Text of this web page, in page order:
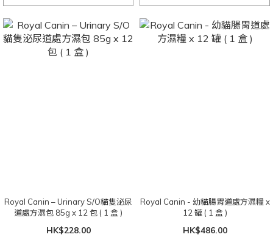
Royal Canin – Urinary S/O貓隻泌尿
道處方濕包 85g x 12 包 ( 1 盒 )
HK$228.00
Royal Canin - 幼貓腸胃道處方濕糧 x
12 罐 ( 1 盒 )
HK$486.00